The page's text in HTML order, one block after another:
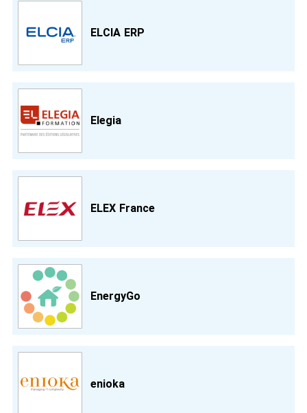
ELCIA ERP
Elegia
ELEX France
EnergyGo
enioka